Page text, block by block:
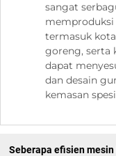
sangat
memproduksi
termasuk
goreng, serta
dapat
dan desain
kemasan
Seberapa efisien